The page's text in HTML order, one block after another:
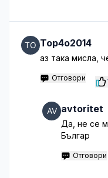
Top4o2014
аз така мисла,
Отговори
avtoritet
Да, не се
Българ
Отговори